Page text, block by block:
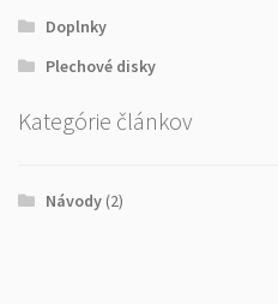
Doplnky
Plechové disky
Kategórie článkov
Návody(2)